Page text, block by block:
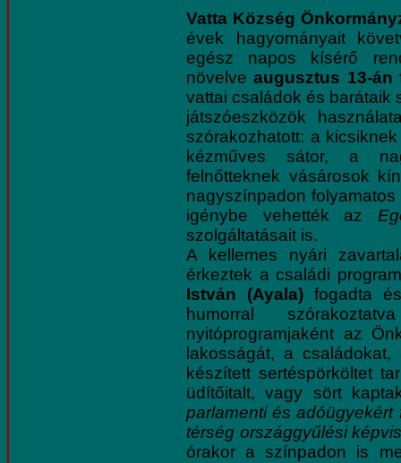
Vatta Község
évek hagyományait
egész napos kísérő
növelveaugusztus 13-án
vattai családok és barátaik
játszóeszközök
szórakozhatott: a
kézműves sátor, a
felnőtteknek vásárosok
nagyszínpadon
igénybe vehették az
szolgáltatásait is.
A kellemes nyári
érkeztek a családi
István (Ayala)fogadta és
humorral
nyitóprogramjaként az
lakosságát, a
készített sertéspörköltet
üdítőitalt, vagy sört
parlamenti és adóügyekért
térség országgyűlési
órakor a színpadon is